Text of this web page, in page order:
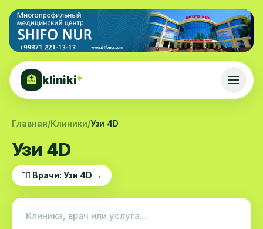
🏥 kliniki*
Главная/Клиники/Узи 4D
Узи 4D
👨‍⚕️ Врачи: Узи 4D →